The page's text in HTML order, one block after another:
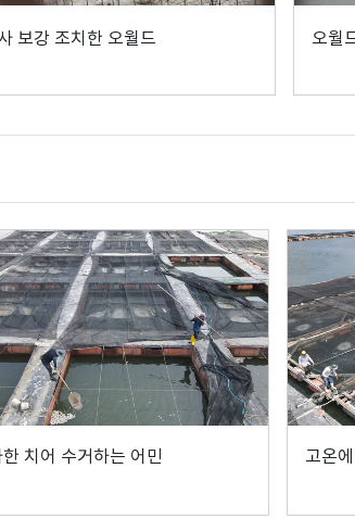
보강 조치한 오월드 오월
치어 수거하는 어민 고온